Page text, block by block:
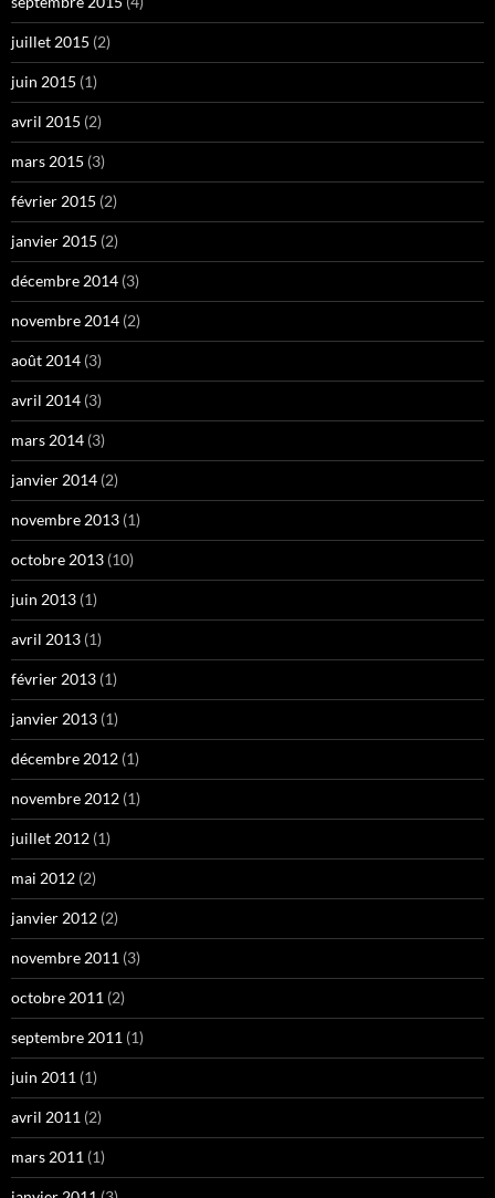
juillet 2015 (2)
juin 2015 (1)
avril 2015 (2)
mars 2015 (3)
février 2015 (2)
janvier 2015 (2)
décembre 2014 (3)
novembre 2014 (2)
août 2014 (3)
avril 2014 (3)
mars 2014 (3)
janvier 2014 (2)
novembre 2013 (1)
octobre 2013 (10)
juin 2013 (1)
avril 2013 (1)
février 2013 (1)
janvier 2013 (1)
décembre 2012 (1)
novembre 2012 (1)
juillet 2012 (1)
mai 2012 (2)
janvier 2012 (2)
novembre 2011 (3)
octobre 2011 (2)
septembre 2011 (1)
juin 2011 (1)
avril 2011 (2)
mars 2011 (1)